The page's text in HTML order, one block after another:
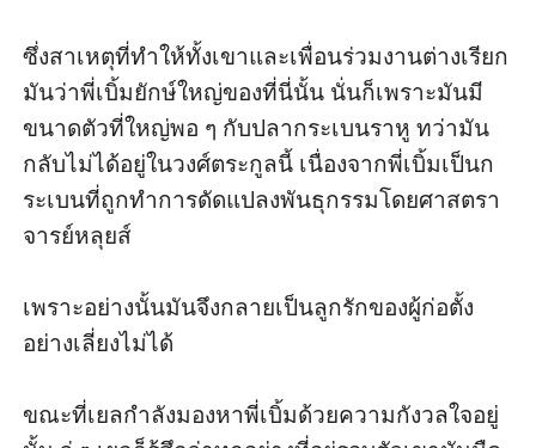
ซึ่งสาเหตุที่ทำให้ทั้งเขาและเพื่อนร่วมงานต่างเรียก
มันว่าพี่เบิ้มยักษ์ใหญ่ของที่นี่นั้น นั่นก็เพราะมันมี
ขนาดตัวที่ใหญ่พอ ๆ กับปลากระเบนราหู ทว่ามัน
กลับไม่ได้อยู่ในวงศ์ตระกูลนี้ เนื่องจากพี่เบิ้มเป็นก
ระเบนที่ถูกทำการดัดแปลงพันธุกรรมโดยศาสตรา
จารย์หลุยส์
เพราะอย่างนั้นมันจึงกลายเป็นลูกรักของผู้ก่อตั้ง
อย่างเลี่ยงไม่ได้
ขณะที่เยลกำลังมองหาพี่เบิ้มด้วยความกังวลใจอยู่